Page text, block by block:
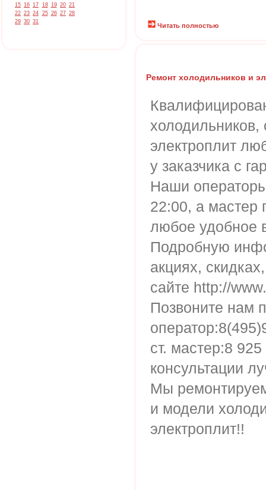
15 16 17 18 19 20 21
22 23 24 25 26 27 28
29 30 31
Читать полностью
Ремонт холодильников и
электроплит
у заказчика с
Наши
22:00, а мастер
любое удобное
Подробную
акциях,
сайте http://
Позвоните нам
ст. мастер:8
консультации
Мы
и модели
электроплит!!